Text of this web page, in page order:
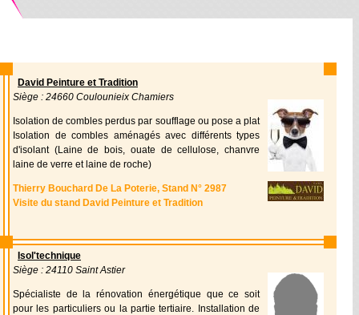
David Peinture et Tradition
Siège : 24660 Coulounieix Chamiers
Isolation de combles perdus par soufflage ou pose a plat
Isolation de combles aménagés avec différents types
d'isolant (Laine de bois, ouate de cellulose, chanvre
laine de verre et laine de roche)
Thierry Bouchard De La Poterie, Stand N° 2987
Visite du stand David Peinture et Tradition
Isol'technique
Siège : 24110 Saint Astier
Spécialiste de la rénovation énergétique que ce soit
pour les particuliers ou la partie tertiaire. Installation de